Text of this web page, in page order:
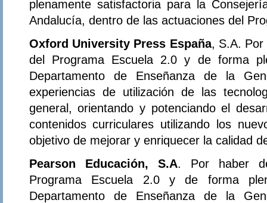
plenamente satisfactoria para la
Andalucía, dentro de las actuaciones del
Oxford University Press España, S.A. Por
del Programa Escuela 2.0 y de forma
Departamento de Enseñanza de la
experiencias de utilización de las
general, orientando y potenciando el
contenidos curriculares utilizando los
objetivo de mejorar y enriquecer la calidad
Pearson Educación, S.A. Por haber
Programa Escuela 2.0 y de forma
Departamento de Enseñanza de la